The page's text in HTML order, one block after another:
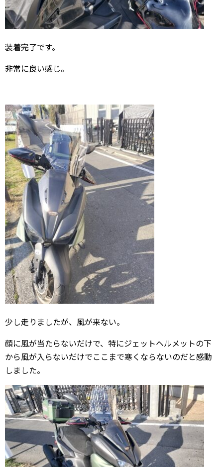
装着完了です。
非常に良い感じ。
少し走りましたが、風が来ない。
顔に風が当たらないだけで、特にジェットヘルメットの下
から風が入らないだけでここまで寒くならないのだと感動
しました。